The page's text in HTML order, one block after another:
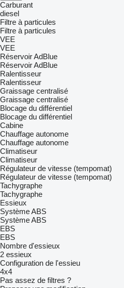
Carburant
diesel
Filtre à particules
Filtre à particules
VEE
VEE
Réservoir AdBlue
Réservoir AdBlue
Ralentisseur
Ralentisseur
Graissage centralisé
Graissage centralisé
Blocage du différentiel
Blocage du différentiel
Cabine
Chauffage autonome
Chauffage autonome
Climatiseur
Climatiseur
Régulateur de vitesse (tempomat)
Régulateur de vitesse (tempomat)
Tachygraphe
Tachygraphe
Essieux
Système ABS
Système ABS
EBS
EBS
Nombre d'essieux
2 essieux
Configuration de l'essieu
4x4
Pas assez de filtres ?